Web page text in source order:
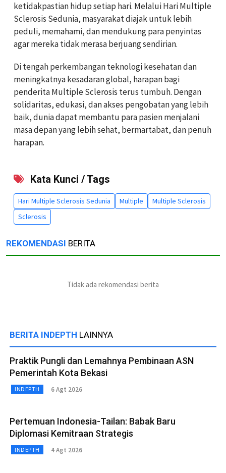
ketidakpastian hidup setiap hari. Melalui Hari Multiple
Sclerosis Sedunia, masyarakat diajak untuk lebih
peduli, memahami, dan mendukung para penyintas
agar mereka tidak merasa berjuang sendirian.
Di tengah perkembangan teknologi kesehatan dan
meningkatnya kesadaran global, harapan bagi
penderita Multiple Sclerosis terus tumbuh. Dengan
solidaritas, edukasi, dan akses pengobatan yang lebih
baik, dunia dapat membantu para pasien menjalani
masa depan yang lebih sehat, bermartabat, dan penuh
harapan.
Kata Kunci / Tags
Hari Multiple Sclerosis Sedunia Multiple
Multiple Sclerosis
Sclerosis
REKOMENDASI BERITA
Tidak ada rekomendasi berita
BERITA INDEPTH LAINNYA
Praktik Pungli dan Lemahnya Pembinaan ASN
Pemerintah Kota Bekasi
INDEPTH 6 Agt 2026
Pertemuan Indonesia-Tailan: Babak Baru
Diplomasi Kemitraan Strategis
INDEPTH 4 Agt 2026